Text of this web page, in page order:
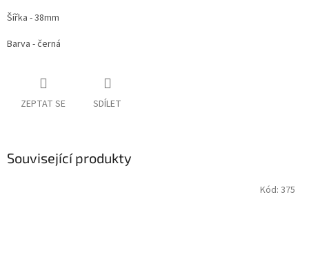
Šířka - 38mm
Barva - černá
ZEPTAT SE SDÍLET
Související produkty
Kód: 375